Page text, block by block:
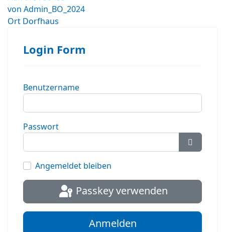
von Admin_BO_2024
Ort Dorfhaus
Login Form
Benutzername
Passwort
Angemeldet bleiben
Passkey verwenden
Anmelden